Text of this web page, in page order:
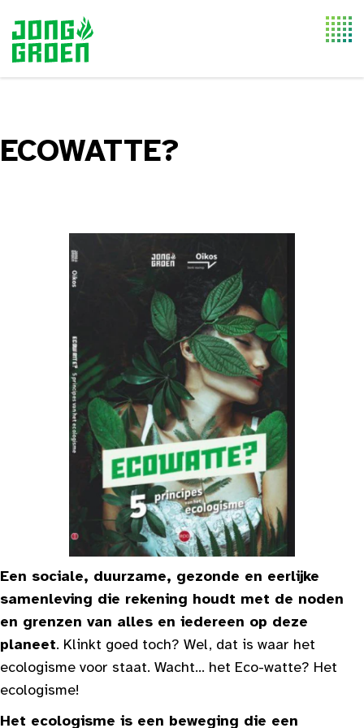
ECOWATTE?
Een sociale, duurzame, gezonde en eerlijke
samenleving die rekening houdt met de noden
en grenzen van alles en iedereen op deze
planeet. Klinkt goed toch? Wel, dat is waar het
ecologisme voor staat. Wacht... het Eco-watte? Het
ecologisme!
Het ecologisme is een beweging die een